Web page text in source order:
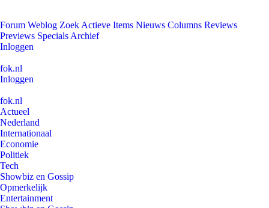
Forum Weblog Zoek Actieve Items Nieuws Columns Reviews
Previews Specials Archief
Inloggen
fok.nl
Inloggen
fok.nl
Actueel
Nederland
Internationaal
Economie
Politiek
Tech
Showbiz en Gossip
Opmerkelijk
Entertainment